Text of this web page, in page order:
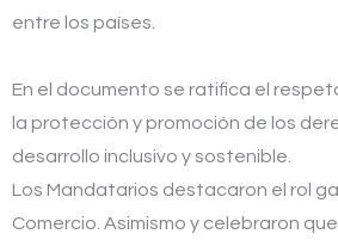
entre los países.
En el documento se ratifica el
la protección y promoción de los
desarrollo inclusivo y sostenible.
Los Mandatarios destacaron el rol
Comercio. Asimismo y celebraron